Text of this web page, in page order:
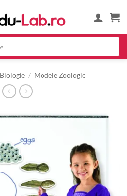
Biologie / Modele Zoologie